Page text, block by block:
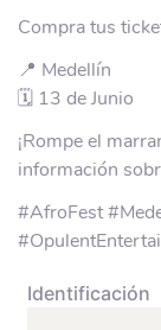
Compra tus
📍 Medellín
🗓️ 13 de Junio
¡Rompe el
información
#AfroFest
Identificación